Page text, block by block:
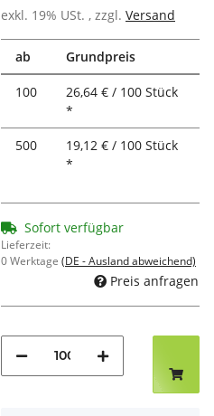
exkl. 19% USt. , zzgl. Versand
ab Grundpreis
100
26,64 € / 100 Stück
*
500
19,12 € / 100 Stück
*
Sofort verfügbar
Lieferzeit:
0 Werktage (DE - Ausland abweichend)
Preis anfragen